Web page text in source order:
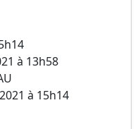
à 13h58
à 15h14